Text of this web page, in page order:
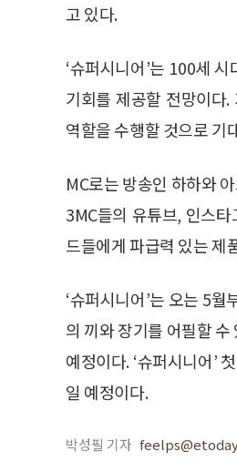
고 있다.
‘슈퍼시니어’는 100세
기회를 제공할 전망이다
역할을 수행할 것으로 기
MC로는 방송인 하하와
3MC들의 유튜브, 인스
드들에게 파급력 있는 제
‘슈퍼시니어’는 오는 5
의 끼와 장기를 어필할
예정이다. ‘슈퍼시니어’
일 예정이다.
박성필 기자